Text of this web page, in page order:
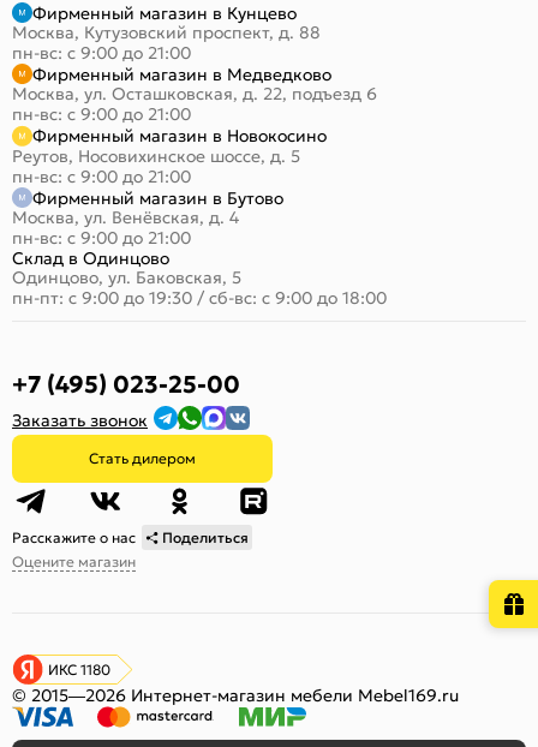
Фирменный магазин в Кунцево
Москва, Кутузовский проспект, д. 88
пн-вс: с 9:00 до 21:00
Фирменный магазин в Медведково
Москва, ул. Осташковская, д. 22, подъезд 6
пн-вс: с 9:00 до 21:00
Фирменный магазин в Новокосино
Реутов, Носовихинское шоссе, д. 5
пн-вс: с 9:00 до 21:00
Фирменный магазин в Бутово
Москва, ул. Венёвская, д. 4
пн-вс: с 9:00 до 21:00
Склад в Одинцово
Одинцово, ул. Баковская, 5
пн-пт: с 9:00 до 19:30 / сб-вс: с 9:00 до 18:00
+7 (495) 023-25-00
Заказать звонок
Стать дилером
Расскажите о нас
Поделиться
Оцените магазин
ИКС 1180
© 2015—2026 Интернет-магазин мебели Mebel169.ru